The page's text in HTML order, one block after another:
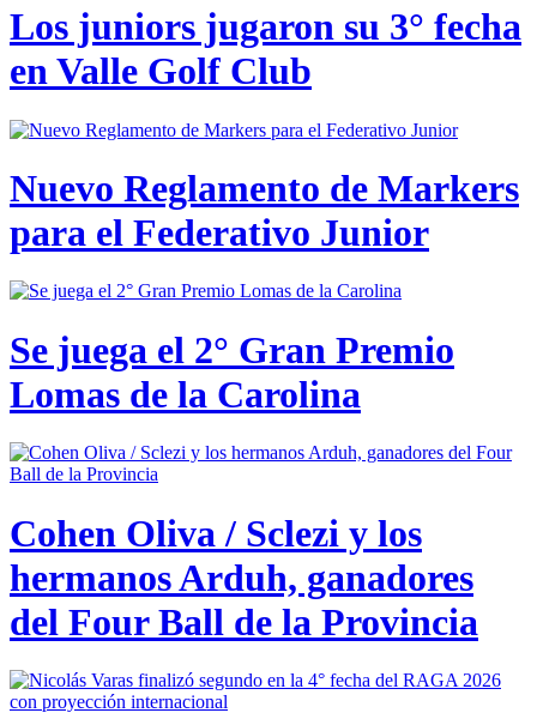
Los juniors jugaron su 3° fecha
en Valle Golf Club
Nuevo Reglamento de Markers
para el Federativo Junior
Se juega el 2° Gran Premio
Lomas de la Carolina
Cohen Oliva / Sclezi y los
hermanos Arduh, ganadores
del Four Ball de la Provincia